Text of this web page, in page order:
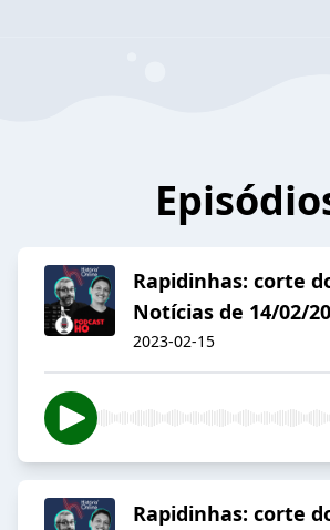
Rapidinhas: corte
Notícias de 14/02/
2023-02-15
Rapidinhas: corte